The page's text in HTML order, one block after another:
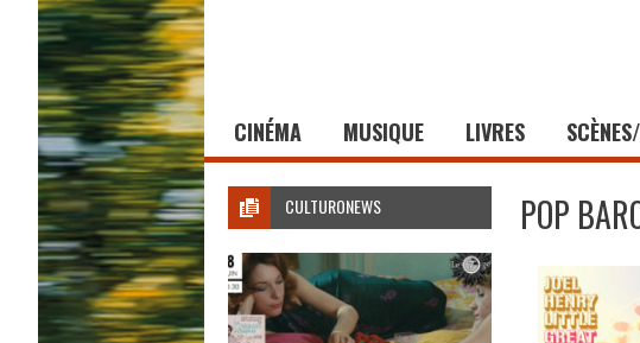
CINÉMA MUSIQUE LIVRES
POP
CULTURONEWS